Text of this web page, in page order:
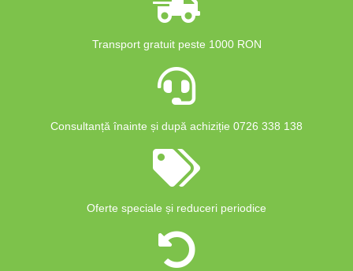
Transport gratuit peste 1000 RON
Consultanță înainte și după achiziție 0726 338 138
Oferte speciale și reduceri periodice